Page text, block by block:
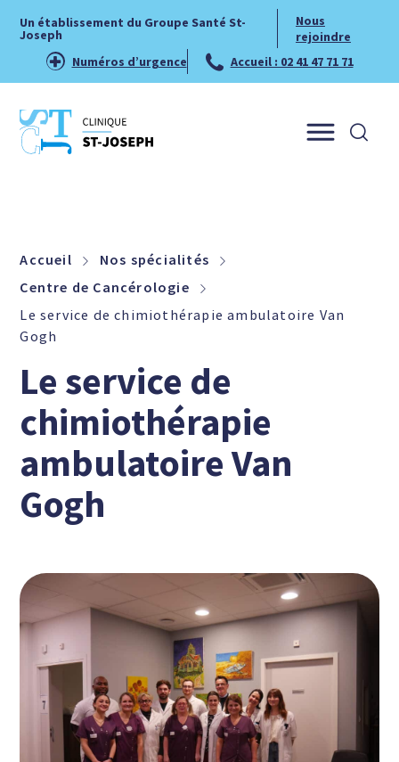
Un établissement du Groupe Santé St-
Joseph
Nous
rejoindre
Numéros d’urgence
Accueil : 02 41 47 71 71
Accueil
Nos spécialités
Centre de Cancérologie
Le service de chimiothérapie ambulatoire Van
Gogh
Le service de
chimiothérapie
ambulatoire Van
Gogh